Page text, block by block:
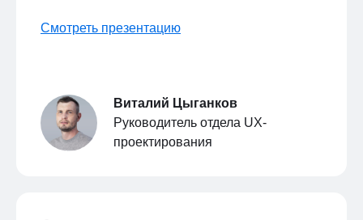
Смотреть презентацию
Виталий Цыганков
Руководитель отдела UX-
проектирования